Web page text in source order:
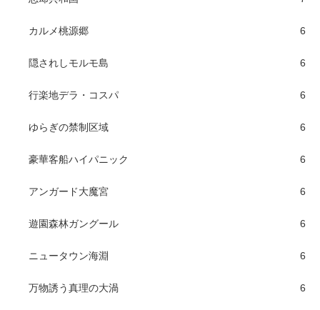
カルメ桃源郷 6
隠されしモルモ島 6
行楽地デラ・コスパ 6
ゆらぎの禁制区域 6
豪華客船ハイパニック 6
アンガード大魔宮 6
遊園森林ガングール 6
ニュータウン海淵 6
万物誘う真理の大渦 6